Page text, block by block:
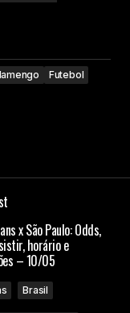
Futebol
x São Paulo: Odds,
horário e
– 10/05
Brasil